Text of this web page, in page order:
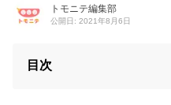
トモニテ編集部
公開日: 2021年8月6日
目次